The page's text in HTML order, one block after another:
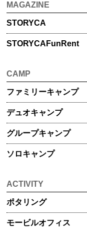
MAGAZINE
STORYCA
STORYCA FunRent
CAMP
ファミリーキャンプ
デュオキャンプ
グループキャンプ
ソロキャンプ
ACTIVITY
ポタリング
モービルオフィス